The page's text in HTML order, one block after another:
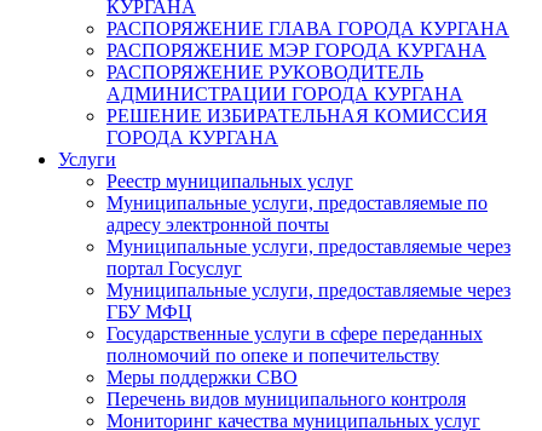
КУРГАНА
РАСПОРЯЖЕНИЕ ГЛАВА ГОРОДА КУРГАНА
РАСПОРЯЖЕНИЕ МЭР ГОРОДА КУРГАНА
РАСПОРЯЖЕНИЕ РУКОВОДИТЕЛЬ
АДМИНИСТРАЦИИ ГОРОДА КУРГАНА
РЕШЕНИЕ ИЗБИРАТЕЛЬНАЯ КОМИССИЯ
ГОРОДА КУРГАНА
Услуги
Реестр муниципальных услуг
Муниципальные услуги, предоставляемые по
адресу электронной почты
Муниципальные услуги, предоставляемые через
портал Госуслуг
Муниципальные услуги, предоставляемые через
ГБУ МФЦ
Государственные услуги в сфере переданных
полномочий по опеке и попечительству
Меры поддержки СВО
Перечень видов муниципального контроля
Мониторинг качества муниципальных услуг